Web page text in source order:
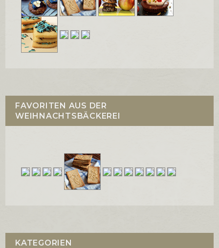
FAVORITEN AUS DER
WEIHNACHTSBÄCKEREI
KATEGORIEN